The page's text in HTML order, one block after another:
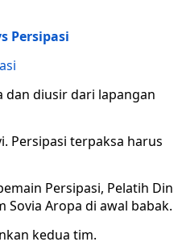
Persipasi
diusir dari lapangan
Persipasi terpaksa harus
Persipasi, Pelatih Din
Sovia Aropa di awal babak.
kedua tim.